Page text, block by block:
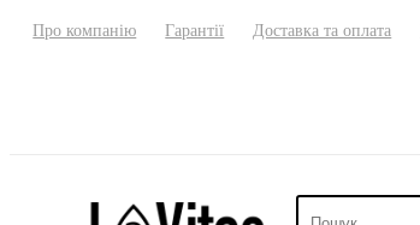
Про компанію Гарантії Доставка та оплата